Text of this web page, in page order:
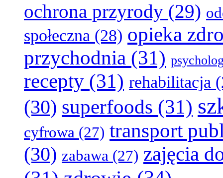
ochrona przyrody (29)
społeczna (28) opieka
przychodnia (31)
recepty (31) rehabilitacja
(30) superfoods (31)
cyfrowa (27) transport
(30) zabawa (27) zajęcia